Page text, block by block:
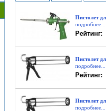
Пистолет
подробнее...
Рейтинг:
Пистолет
подробнее...
Рейтинг:
Пистолет
подробнее...